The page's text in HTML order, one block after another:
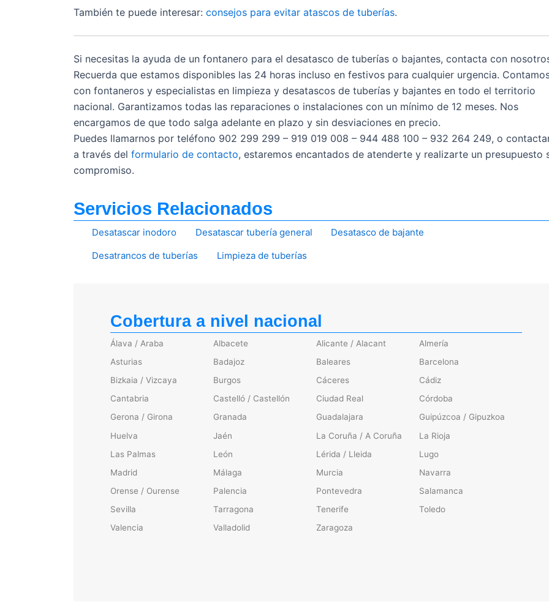
También te puede interesar: consejos para evitar atascos de tuberías.
Si necesitas la ayuda de un fontanero para el desatasco de tuberías o bajantes, contacta con
Recuerda que estamos disponibles las 24 horas incluso en festivos para cualquier urgencia.
con fontaneros y especialistas en limpieza y desatascos de tuberías y bajantes en todo el territorio
nacional. Garantizamos todas las reparaciones o instalaciones con un mínimo de 12 meses. Nos
encargamos de que todo salga adelante en plazo y sin desviaciones en precio.
Puedes llamarnos por teléfono 902 299 299 – 919 019 008 – 944 488 100 – 932 264 249, o
a través del formulario de contacto, estaremos encantados de atenderte y realizarte un presupuesto
compromiso.
Servicios Relacionados
Desatascar inodoro Desatascar tubería general
Desatasco de bajante
Desatrancos de tuberías
Limpieza de tuberías
Cobertura a nivel nacional
Álava / Araba Albacete Alicante / Alacant
Almería
Asturias
Badajoz Baleares
Barcelona
Bizkaia / Vizcaya
Burgos Cáceres
Cádiz
Cantabria
Castelló / Castellón Ciudad Real
Córdoba
Gerona / Girona
Granada Guadalajara
Guipúzcoa / Gipuzkoa
Huelva
Jaén La Coruña / A Coruña
La Rioja
Las Palmas
León Lérida / Lleida
Lugo
Madrid
Málaga Murcia
Navarra
Orense / Ourense
Palencia Pontevedra
Salamanca
Sevilla
Tarragona Tenerife
Toledo
Valencia
Valladolid Zaragoza